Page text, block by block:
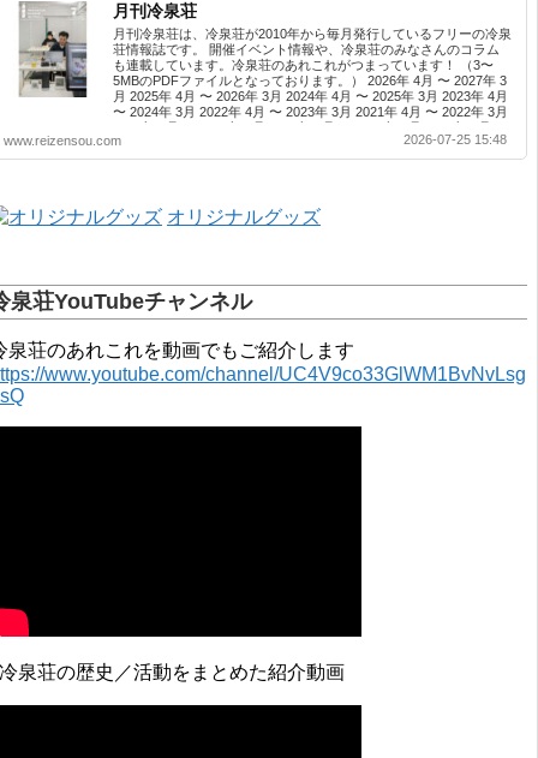
月刊冷泉荘
月刊冷泉荘は、冷泉荘が2010年から毎月発行しているフリーの冷泉
荘情報誌です。 開催イベント情報や、冷泉荘のみなさんのコラム
も連載しています。冷泉荘のあれこれがつまっています！ （3〜
5MBのPDFファイルとなっております。） 2026年 4月 〜 2027年 3
月 2025年 4月 〜 2026年 3月 2024年 4月 〜 2025年 3月 2023年 4月
〜 2024年 3月 2022年 4月 〜 2023年 3月 2021年 4月 〜 2022年 3月
2019年 3月 2017年 4月 〜 2018年 3月 2016年 4月 〜 2017年 3月
2015年 4月 〜 2016年 3月 2014年 4月 〜 2015年 3月 2013...
www.reizensou.com 2026-07-25 15:48
オリジナルグッズ
泉荘YouTubeチャンネル
泉荘のあれこれを動画でもご紹介します
www.youtube.com/channel/UC4V9co33GlWM1BvNvLsg
泉荘の歴史／活動をまとめた紹介動画